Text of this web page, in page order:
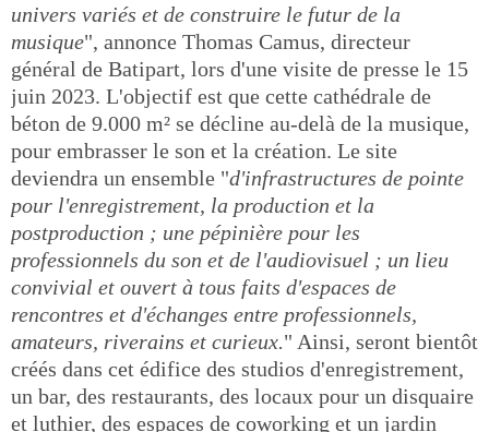
univers variés et de construire le futur de la
musique", annonce Thomas Camus, directeur
général de Batipart, lors d'une visite de presse le 15
juin 2023. L'objectif est que cette cathédrale de
béton de 9.000 m² se décline au-delà de la musique,
pour embrasser le son et la création. Le site
deviendra un ensemble "d'infrastructures de pointe
pour l'enregistrement, la production et la
postproduction ; une pépinière pour les
professionnels du son et de l'audiovisuel ; un lieu
convivial et ouvert à tous faits d'espaces de
rencontres et d'échanges entre professionnels,
amateurs, riverains et curieux." Ainsi, seront bientôt
créés dans cet édifice des studios d'enregistrement,
un bar, des restaurants, des locaux pour un disquaire
et luthier, des espaces de coworking et un jardin